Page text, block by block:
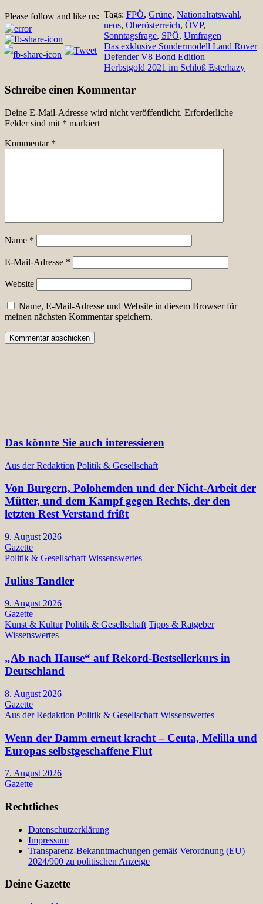
Please follow and like us: Tags: FPÖ, Grüne, Nationalratswahl,
neos, Oberösterreich, ÖVP,
Sonntagsfrage, SPÖ, Umfragen
BeitragsnavigationDas exklusive Sondermodell Land Rover
Defender V8 Bond Edition
Herbstgold 2021 im Schloß Esterhazy
Schreibe einen Kommentar
Deine E-Mail-Adresse wird nicht veröffentlicht. Erforderliche
Felder sind mit * markiert
Kommentar *
Name *
E-Mail-Adresse *
Website
Name, E-Mail-Adresse und Website in diesem Browser für
meinen nächsten Kommentar speichern.
Das könnte Sie auch interessieren
Aus der Redaktion Politik & Gesellschaft
Von Burgern, Polohemden und der Nicht-Arbeit der
Mütter, und dem Kampf gegen Rechts, der den
letzten Rest Verstand frißt
9. August 2026
Gazette
Politik & Gesellschaft Wissenswertes
Julius Tandler
9. August 2026
Gazette
Kunst & Kultur Politik & Gesellschaft Tipps & Ratgeber
Wissenswertes
„Ab nach Hause“ auf Rekord-Bestsellerkurs in
Deutschland
8. August 2026
Gazette
Aus der Redaktion Politik & Gesellschaft Wissenswertes
Wenn der Damm erneut kracht – Ceuta, Melilla und
Europas selbstgeschaffene Flut
7. August 2026
Gazette
Rechtliches
Datenschutzerklärung
Impressum
Transparenz-Bekanntmachungen gemäß Verordnung (EU)
2024/900 zu politischen Anzeige
Deine Gazette